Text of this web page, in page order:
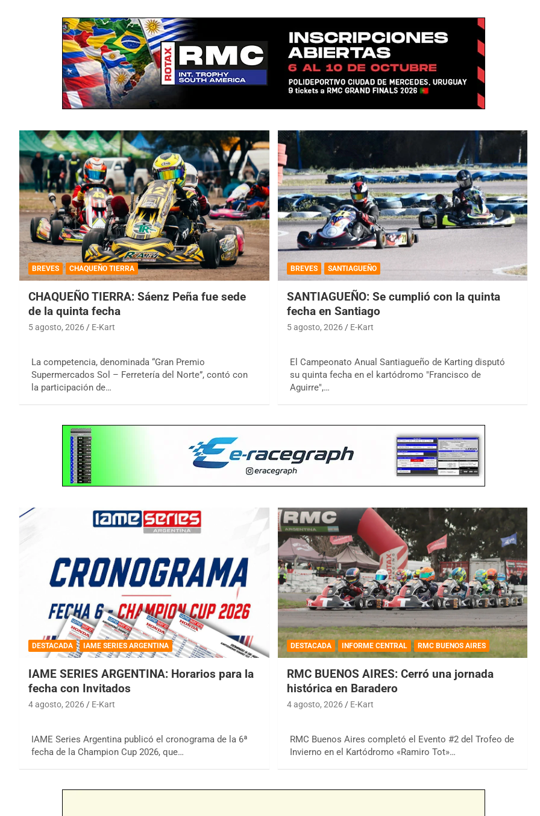
BREVES CHAQUEÑO TIERRA
CHAQUEÑO TIERRA: Sáenz Peña fue sede
de la quinta fecha
5 agosto, 2026 E-Kart
La competencia, denominada “Gran Premio
Supermercados Sol – Ferretería del Norte”, contó con
la participación de…
BREVES SANTIAGUEÑO
SANTIAGUEÑO: Se cumplió con la quinta
fecha en Santiago
5 agosto, 2026 E-Kart
El Campeonato Anual Santiagueño de Karting disputó
su quinta fecha en el kartódromo "Francisco de
Aguirre",…
DESTACADA IAME SERIES ARGENTINA
IAME SERIES ARGENTINA: Horarios para la
fecha con Invitados
4 agosto, 2026 E-Kart
IAME Series Argentina publicó el cronograma de la 6ª
fecha de la Champion Cup 2026, que…
DESTACADA INFORME CENTRAL RMC BUENOS AIRES
RMC BUENOS AIRES: Cerró una jornada
histórica en Baradero
4 agosto, 2026 E-Kart
RMC Buenos Aires completó el Evento #2 del Trofeo de
Invierno en el Kartódromo «Ramiro Tot»…